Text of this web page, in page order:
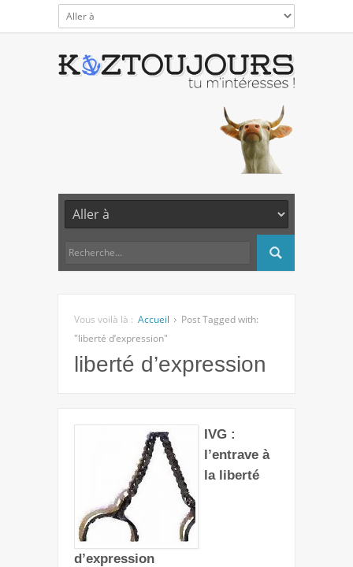
Vous voilà là : Accueil
Post Tagged with:
"liberté d’expression"
liberté d’expression
IVG :
l’entrave à
la liberté
d’expression